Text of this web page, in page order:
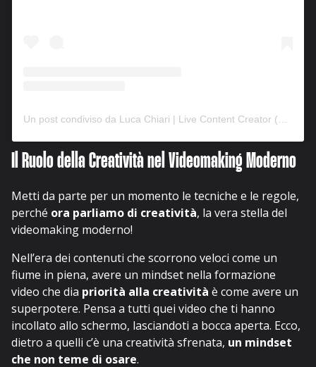
Il Ruolo della Creatività nel Videomaking Moderno
Metti da parte per un momento le tecniche e le regole,
perché ora parliamo di creatività, la vera stella del
videomaking moderno!
Nell’era dei contenuti che scorrono veloci come un
fiume in piena, avere un mindset nella formazione
video che dia priorità alla creatività è come avere un
superpotere. Pensa a tutti quei video che ti hanno
incollato allo schermo, lasciandoti a bocca aperta. Ecco,
dietro a quelli c’è una creatività sfrenata, un mindset
che non teme di osare.